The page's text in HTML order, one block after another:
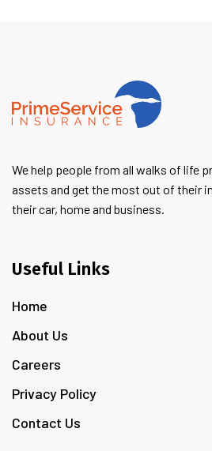
We help people from all walks of life
assets and get the most out of their
their car, home and business.
Useful Links
Home
About Us
Careers
Privacy Policy
Contact Us